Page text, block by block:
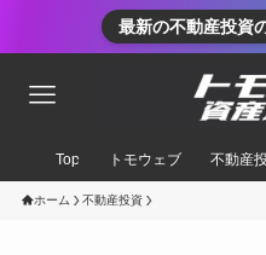
最新の不動産投資
Top トモウェブ 不動産
ホーム 不動産投資